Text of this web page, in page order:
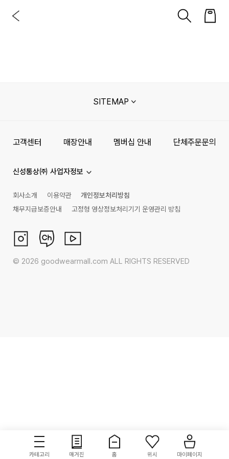
카테고리 매거진 홈 위시 마이페이지
SITEMAP
고객센터 매장안내 멤버십 안내 단체주문문의
신성통상㈜ 사업자정보
회사소개 이용약관
개인정보처리방침
채무지급보증안내
고정형 영상정보처리기기 운영관리 방침
© 2026 goodwearmall.com ALL RIGHTS RESERVED